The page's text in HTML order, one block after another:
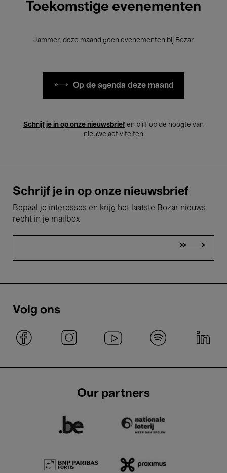
Toekomstige evenementen
Jammer, deze maand geen evenementen bij Bozar
Op de agenda deze maand
Schrijf je in op onze nieuwsbrief en blijf op de hoogte van
nieuwe activiteiten
Schrijf je in op onze nieuwsbrief
Bepaal je interesses en krijg het laatste Bozar nieuws
recht in je mailbox
Volg ons
Our partners